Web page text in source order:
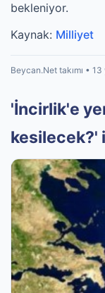
bekleniyor.
Kaynak: Milliyet
Beycan.Net takımı •
'İncirlik'e
kesilecek?'